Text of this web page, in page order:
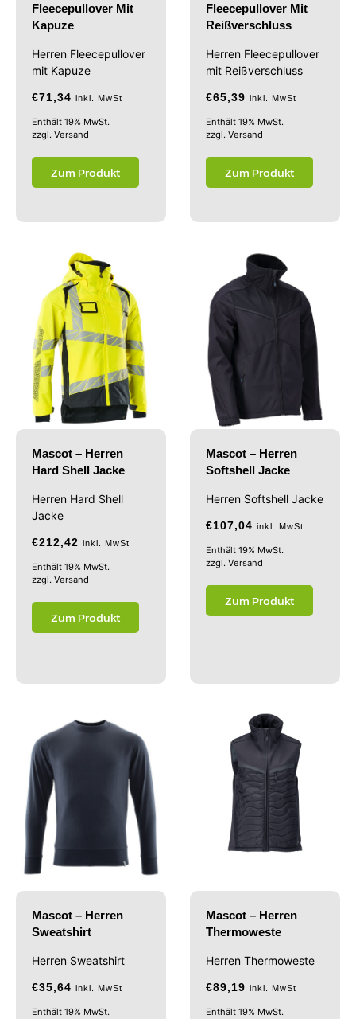
Fleecepullover Mit
Kapuze
Herren Fleecepullover
mit Kapuze
€71,34 inkl. MwSt
Enthält 19% MwSt.
zzgl. Versand
Zum Produkt
Fleecepullover Mit
Reißverschluss
Herren Fleecepullover
mit Reißverschluss
€65,39 inkl. MwSt
Enthält 19% MwSt.
zzgl. Versand
Zum Produkt
Mascot – Herren
Hard Shell Jacke
Herren Hard Shell
Jacke
€212,42 inkl. MwSt
Enthält 19% MwSt.
zzgl. Versand
Zum Produkt
Mascot – Herren
Softshell Jacke
Herren Softshell Jacke
€107,04 inkl. MwSt
Enthält 19% MwSt.
zzgl. Versand
Zum Produkt
Mascot – Herren
Sweatshirt
Herren Sweatshirt
€35,64 inkl. MwSt
Enthält 19% MwSt.
Mascot – Herren
Thermoweste
Herren Thermoweste
€89,19 inkl. MwSt
Enthält 19% MwSt.